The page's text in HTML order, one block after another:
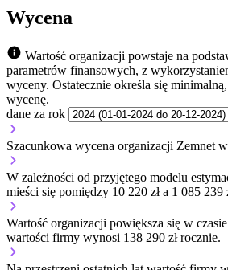
Wycena
Wartość organizacji powstaje na
parametrów finansowych, z
wyceny. Ostatecznie określa się
wycenę.
dane za rok
Szacunkowa wycena organizacji Zemnet
W zależności od przyjętego modelu
mieści się pomiędzy 10 220 zł a 1 085 239
Wartość organizacji powiększa się w
wartości firmy wynosi 138 290 zł rocznie.